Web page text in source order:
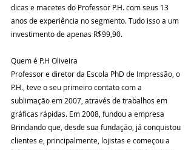
dicas e macetes do Professor P.H. com seus 13
anos de experiência no segmento. Tudo isso a um
investimento de apenas R$99,90.
Quem é P.H Oliveira
Professor e diretor da Escola PhD de Impressão, o
P.H., teve o seu primeiro contato com a
sublimação em 2007, através de trabalhos em
gráficas rápidas. Em 2008, fundou a empresa
Brindando que, desde sua fundação, já conquistou
clientes e, principalmente, lojistas e começou a